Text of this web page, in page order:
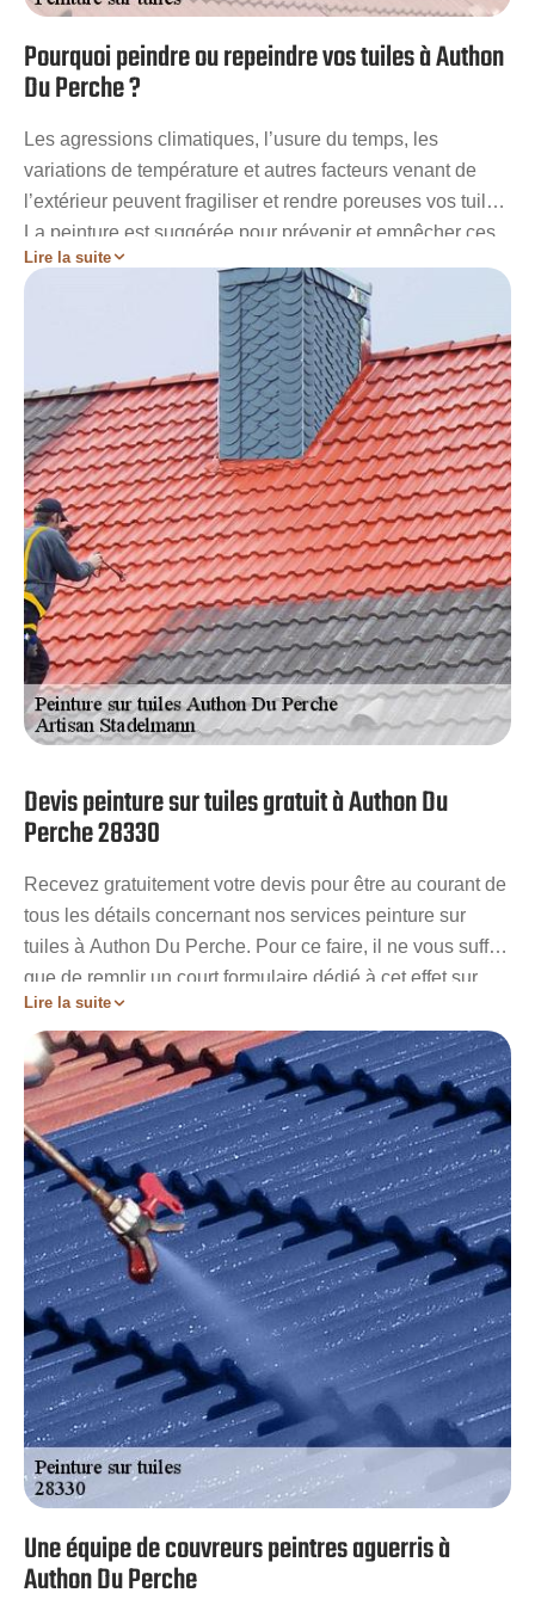
Pourquoi peindre ou repeindre vos tuiles à Authon
Du Perche ?
Les agressions climatiques, l’usure du temps, les
variations de température et autres facteurs venant de
l’extérieur peuvent fragiliser et rendre poreuses vos tuiles.
La peinture est suggérée pour prévenir et empêcher ces
problèmes. Peindre ou repeindre vos tuiles à Authon Du
Perche 28330 apporte de nombreux avantages. Cette
pratique évite la dégradation précoce de vos
revêtements. Pareillement, elle participe au renforcement
de ces derniers, tout en rallongeant leur durée de vie.
Peindre vos tuiles à Authon Du Perche contribue
également à limiter les déperditions d’énergie, tout en
maintenant la stabilité de votre couverture.
Lire la suite
Devis peinture sur tuiles gratuit à Authon Du
Perche 28330
Recevez gratuitement votre devis pour être au courant de
tous les détails concernant nos services peinture sur
tuiles à Authon Du Perche. Pour ce faire, il ne vous suffit
que de remplir un court formulaire dédié à cet effet sur
notre site. En quelques heures seulement, vous aurez
votre devis peinture sur tuiles gratuit et personnalisé à
Authon Du Perche. Sachez qu’en plus d’être gratuit, notre
devis peinture sur tuiles à Authon Du Perche est aussi
démuni de tout engagement de votre part. Avec ce
document estimatif, vous avez l’opportunité de bien
préparer votre projet.
Lire la suite
Une équipe de couvreurs peintres aguerris à
Authon Du Perche